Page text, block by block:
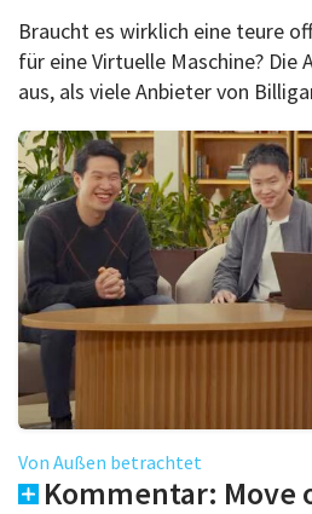
Braucht es wirklich eine teure
für eine Virtuelle Maschine?
aus, als viele Anbieter von
Von Außen betrachtet
Kommentar: Move